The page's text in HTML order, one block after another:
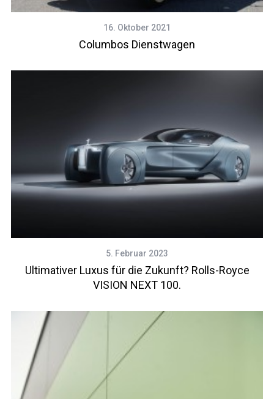
16. Oktober 2021
Columbos Dienstwagen
5. Februar 2023
Ultimativer Luxus für die Zukunft? Rolls-Royce
VISION NEXT 100.